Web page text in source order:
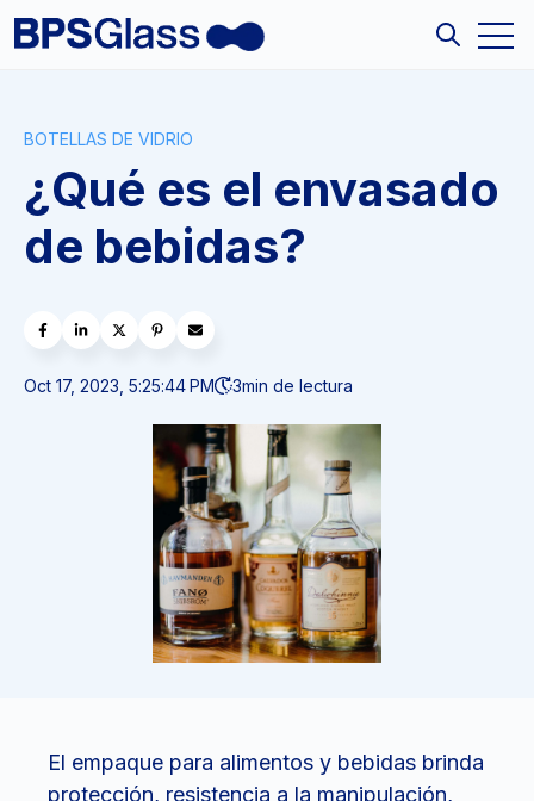
Open
BOTELLAS DE VIDRIO
¿Qué es el envasado
de bebidas?
Oct 17, 2023, 5:25:44 PM 3min de lectura
El empaque para alimentos y bebidas brinda
protección, resistencia a la manipulación,